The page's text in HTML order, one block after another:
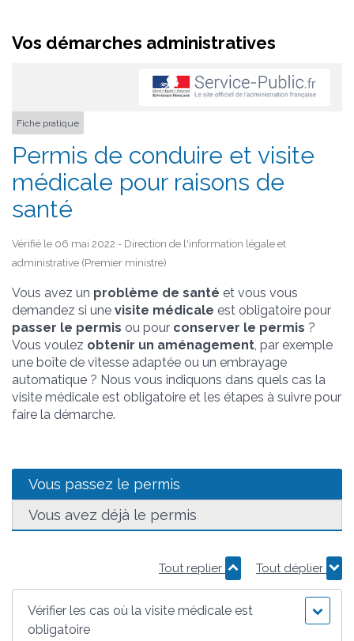
Vos démarches administratives
Fiche pratique
Permis de conduire et visite
médicale pour raisons de
santé
Vérifié le 06 mai 2022 - Direction de l'information légale et
administrative (Premier ministre)
Vous avez un problème de santé et vous vous
demandez si une visite médicale est obligatoire pour
passer le permis ou pour conserver le permis ?
Vous voulez obtenir un aménagement, par exemple
une boîte de vitesse adaptée ou un embrayage
automatique ? Nous vous indiquons dans quels cas la
visite médicale est obligatoire et les étapes à suivre pour
faire la démarche.
Vous passez le permis
Vous avez déjà le permis
Tout replier Tout déplier
Vérifier les cas où la visite médicale est
obligatoire